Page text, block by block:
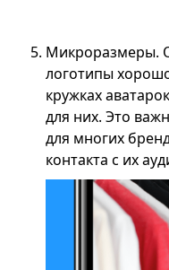
Микроразмеры.
логотипы
кружках
для них. Это
для многих
контакта с их